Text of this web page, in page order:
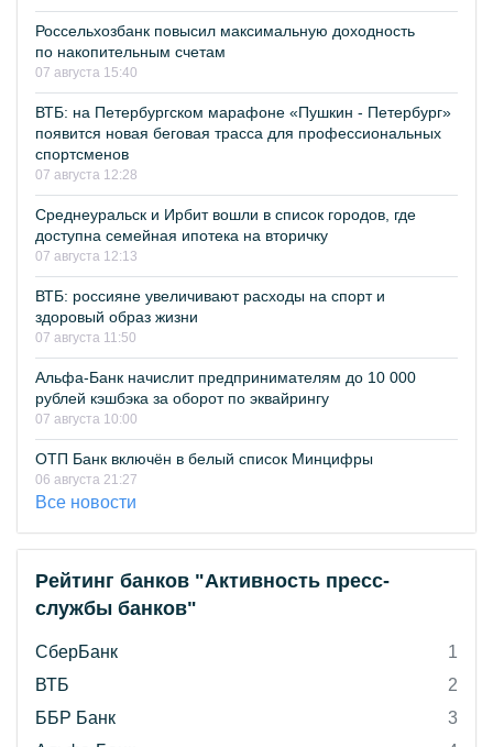
Россельхозбанк повысил максимальную доходность
по накопительным счетам
07 августа 15:40
ВТБ: на Петербургском марафоне «Пушкин - Петербург»
появится новая беговая трасса для профессиональных
спортсменов
07 августа 12:28
Среднеуральск и Ирбит вошли в список городов, где
доступна семейная ипотека на вторичку
07 августа 12:13
ВТБ: россияне увеличивают расходы на спорт и
здоровый образ жизни
07 августа 11:50
Альфа-Банк начислит предпринимателям до 10 000
рублей кэшбэка за оборот по эквайрингу
07 августа 10:00
ОТП Банк включён в белый список Минцифры
06 августа 21:27
Все новости
Рейтинг банков "Активность пресс-
службы банков"
СберБанк
1
ВТБ
2
ББР Банк
3